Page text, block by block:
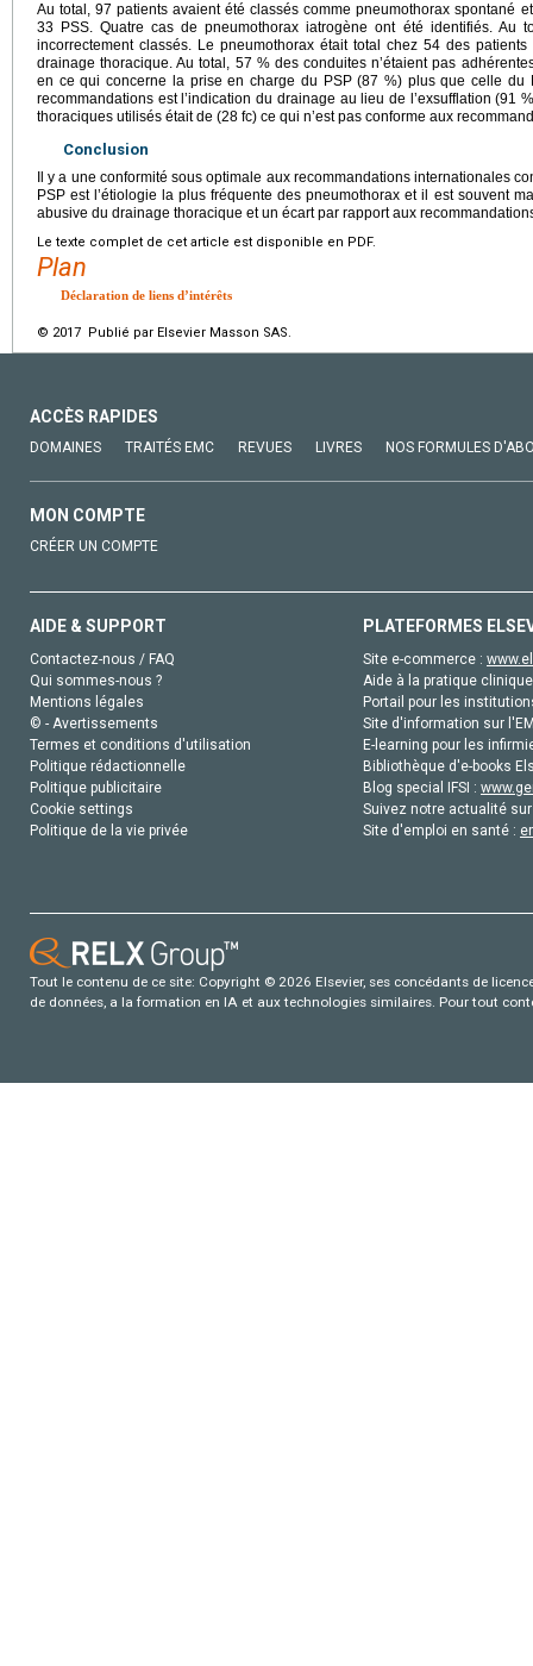
Au total, 97 patients avaient été classés comme pneumothorax spontané
33 PSS. Quatre cas de pneumothorax iatrogène ont été identifiés. Au
incorrectement classés. Le pneumothorax était total chez 54 des
drainage thoracique. Au total, 57 % des conduites n’étaient pas
en ce qui concerne la prise en charge du PSP (87 %) plus que celle du
recommandations est l’indication du drainage au lieu de l’exsufflation (91
thoraciques utilisés était de (28 fc) ce qui n’est pas conforme aux
Conclusion
Il y a une conformité sous optimale aux recommandations internationales
PSP est l’étiologie la plus fréquente des pneumothorax et il est souvent
abusive du drainage thoracique et un écart par rapport aux
Le texte complet de cet article est disponible en PDF.
Plan
Déclaration de liens d’intérêts
© 2017 Publié par Elsevier Masson SAS.
ACCÈS RAPIDES
DOMAINES TRAITÉS EMC REVUES LIVRES NOS FORMULES
MON COMPTE
CRÉER UN COMPTE
AIDE & SUPPORT
Contactez-nous / FAQ
Qui sommes-nous ?
Mentions légales
© - Avertissements
Termes et conditions d'utilisation
Politique rédactionnelle
Politique publicitaire
Cookie settings
Politique de la vie privée
PLATEFORMES
Site e-commerce :
Aide à la pratique
Portail pour les
Site d'information sur
E-learning pour les
Bibliothèque d'e-books
Blog special IFSI :
Suivez notre actualité
Site d'emploi en santé :
Tout le contenu de ce site: Copyright © 2026 Elsevier, ses concédants de
de données, a la formation en IA et aux technologies similaires. Pour tout